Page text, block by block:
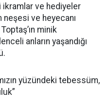
ve hediyeler
ve heyecanı
minik
anların yaşandığı
yüzündeki tebessüm,